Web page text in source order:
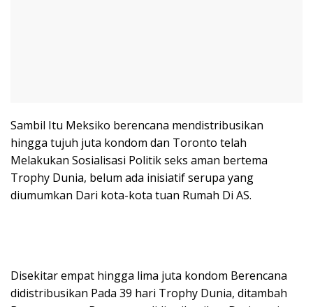
Sambil Itu Meksiko berencana mendistribusikan
hingga tujuh juta kondom dan Toronto telah
Melakukan Sosialisasi Politik seks aman bertema
Trophy Dunia, belum ada inisiatif serupa yang
diumumkan Dari kota-kota tuan Rumah Di AS.
Disekitar empat hingga lima juta kondom Berencana
didistribusikan Pada 39 hari Trophy Dunia, ditambah